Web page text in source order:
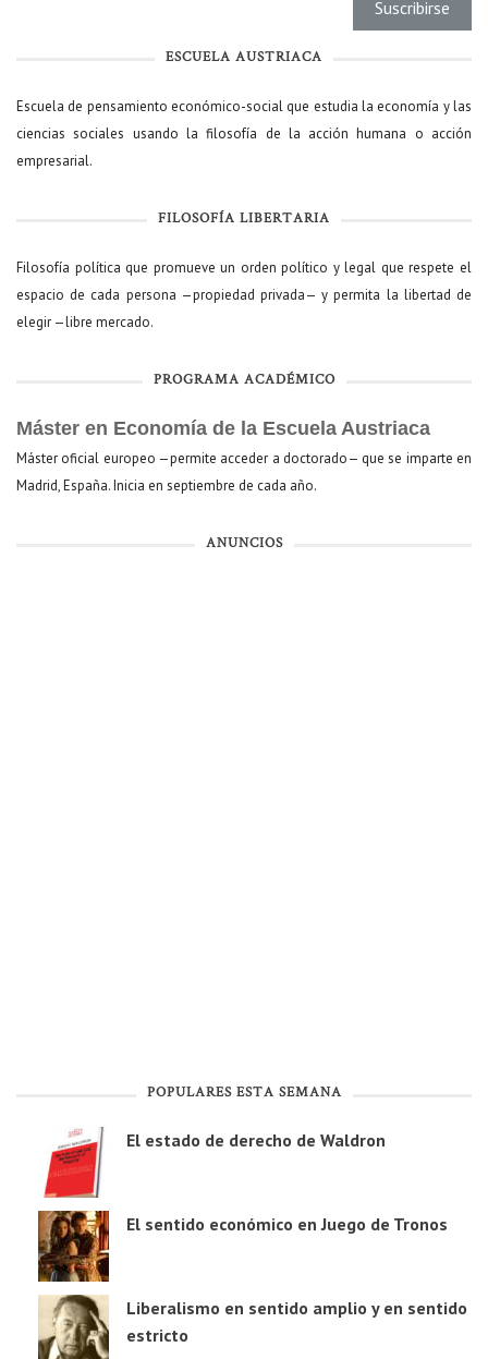
ESCUELA AUSTRIACA
Escuela de pensamiento económico-social que estudia la economía y las
ciencias sociales usando la filosofía de la acción humana o acción
empresarial.
FILOSOFÍA LIBERTARIA
Filosofía política que promueve un orden político y legal que respete el
espacio de cada persona —propiedad privada— y permita la libertad de
elegir —libre mercado.
PROGRAMA ACADÉMICO
Máster en Economía de la Escuela Austriaca
Máster oficial europeo —permite acceder a doctorado— que se imparte en
Madrid, España. Inicia en septiembre de cada año.
ANUNCIOS
POPULARES ESTA SEMANA
El estado de derecho de Waldron
El sentido económico en Juego de Tronos
Liberalismo en sentido amplio y en sentido
estricto